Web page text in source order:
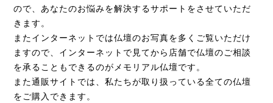
ので、あなたのお悩みを解決するサポートをさせていただ
きます。
またインターネットでは仏壇のお写真を多くご覧いただけ
ますので、インターネットで見てから店舗で仏壇のご相談
を承ることもできるのがメモリアル仏壇です。
また通販サイトでは、私たちが取り扱っている全ての仏壇
をご購入できます。